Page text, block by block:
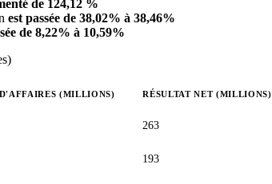
de 124,12 %
est passée de 38,02% à 38,46%
de 8,22% à 10,59%
(MILLIONS) RÉSULTAT NET (MILLIONS)
263
193